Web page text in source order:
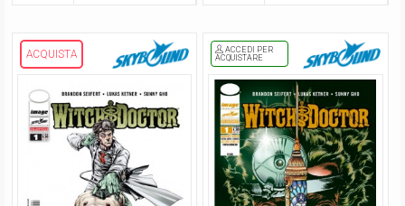
ACQUISTA
ACCEDI PER
ACQUISTARE